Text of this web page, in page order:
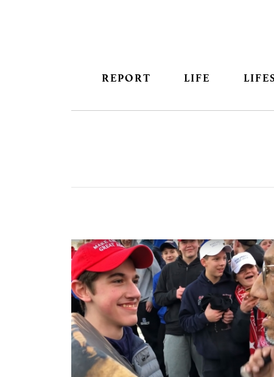
REPORT LIFE